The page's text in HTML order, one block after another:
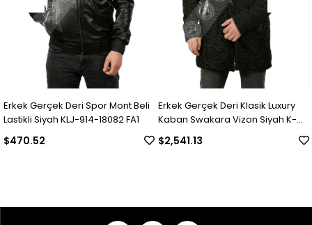
Erkek Gerçek Deri Spor Mont Beli
Lastikli Siyah KLJ-914-18082 FA1
$470.52
Erkek Gerçek Deri Klasik Luxury
Kaban Swakara Vizon Siyah K-
1023-18480 FA1
$2,541.13